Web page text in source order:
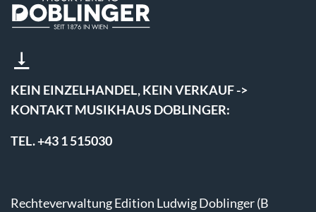
KEIN EINZELHANDEL, KEIN VERKAUF ->
KONTAKT MUSIKHAUS DOBLINGER:
TEL. +43 1 515030
Rechteverwaltung Edition Ludwig Doblinger (B